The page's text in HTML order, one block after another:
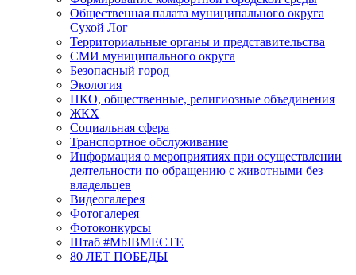
Общественная палата муниципального округа
Сухой Лог
Территориальные органы и представительства
СМИ муниципального округа
Безопасный город
Экология
НКО, общественные, религиозные объединения
ЖКХ
Социальная сфера
Транспортное обслуживание
Информация о мероприятиях при осуществлении
деятельности по обращению с животными без
владельцев
Видеогалерея
Фотогалерея
Фотоконкурсы
Штаб #MbIBMECTE
80 ЛЕТ ПОБЕДЫ